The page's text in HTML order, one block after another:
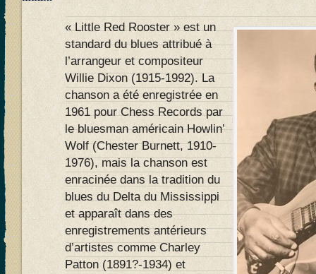
« Little Red Rooster » est un
standard du blues attribué à
l’arrangeur et compositeur
Willie Dixon (1915-1992). La
chanson a été enregistrée en
1961 pour Chess Records par
le bluesman américain Howlin’
Wolf (Chester Burnett, 1910-
1976), mais la chanson est
enracinée dans la tradition du
blues du Delta du Mississippi
et apparaît dans des
enregistrements antérieurs
d’artistes comme Charley
Patton (1891?-1934) et